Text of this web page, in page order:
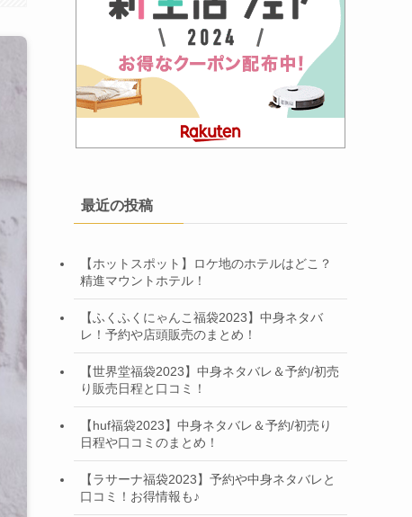
最近の投稿
【ホットスポット】ロケ地のホテルはどこ？
精進マウントホテル！
【ふくふくにゃんこ福袋2023】中身ネタバ
レ！予約や店頭販売のまとめ！
【世界堂福袋2023】中身ネタバレ＆予約/初売
り販売日程と口コミ！
【huf福袋2023】中身ネタバレ＆予約/初売り
日程や口コミのまとめ！
【ラサーナ福袋2023】予約や中身ネタバレと
口コミ！お得情報も♪